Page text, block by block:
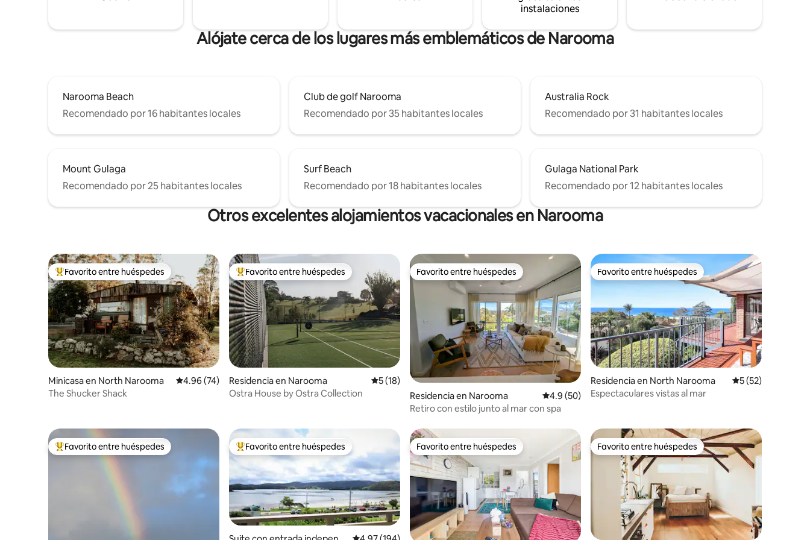
instalaciones
Alójate cerca de los lugares más emblemáticos de Narooma
Narooma Beach
Recomendado por 16 habitantes locales
Club de golf Narooma
Recomendado por 35 habitantes locales
Australia Rock
Recomendado por 31 habitantes locales
Mount Gulaga
Recomendado por 25 habitantes locales
Surf Beach
Recomendado por 18 habitantes locales
Gulaga National Park
Recomendado por 12 habitantes locales
Otros excelentes alojamientos vacacionales en Narooma
De los mejores en Favorito entre huéspedes
Favorito entre huéspedes
Minicasa en North Narooma Calificación promedio: 4.96 de 5; 74 evaluaciones
4.96 (74)
The Shucker Shack
De los mejores en Favorito entre huéspedes
Favorito entre huéspedes
Residencia en Narooma Calificación promedio: 5 de 5; 18 evaluaciones
5 (18)
Ostra House by Ostra Collection
Favorito entre huéspedes
Favorito entre huéspedes
Residencia en Narooma Calificación promedio: 4.9 de 5; 50 evaluaciones
4.9 (50)
Retiro con estilo junto al mar con spa
Favorito entre huéspedes
Favorito entre huéspedes
Residencia en North Narooma Calificación
5 (52)
Espectaculares vistas al mar
De los mejores en Favorito entre huéspedes
Favorito entre huéspedes De los mejores en Favorito entre huéspedes
Favorito entre huéspedes Favorito entre huéspedes
Favorito entre huéspedes Favorito entre huéspedes
Favorito entre huéspedes